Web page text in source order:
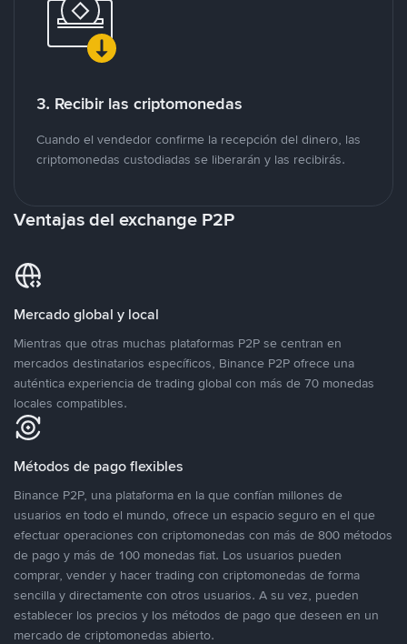
3. Recibir las criptomonedas
Cuando el vendedor confirme la recepción del dinero, las
criptomonedas custodiadas se liberarán y las recibirás.
Ventajas del exchange P2P
Mercado global y local
Mientras que otras muchas plataformas P2P se centran en
mercados destinatarios específicos, Binance P2P ofrece una
auténtica experiencia de trading global con más de 70 monedas
locales compatibles.
Métodos de pago flexibles
Binance P2P, una plataforma en la que confían millones de
usuarios en todo el mundo, ofrece un espacio seguro en el que
efectuar operaciones con criptomonedas con más de 800 métodos
de pago y más de 100 monedas fiat. Los usuarios pueden
comprar, vender y hacer trading con criptomonedas de forma
sencilla y directamente con otros usuarios. A su vez, pueden
establecer los precios y los métodos de pago que deseen en un
mercado de criptomonedas abierto.